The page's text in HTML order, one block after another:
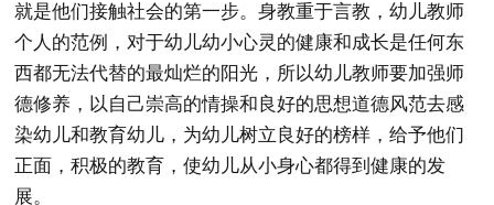
就是他们接触社会的第一步。身教重于言教，幼儿教师
个人的范例，对于幼儿幼小心灵的健康和成长是任何东
西都无法代替的最灿烂的阳光，所以幼儿教师要加强师
德修养，以自己崇高的情操和良好的思想道德风范去感
染幼儿和教育幼儿，为幼儿树立良好的榜样，给予他们
正面，积极的教育，使幼儿从小身心都得到健康的发
展。